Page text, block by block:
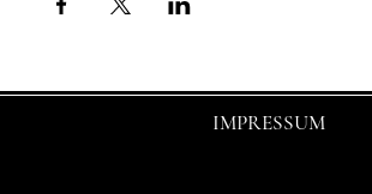
IMPRESSUM